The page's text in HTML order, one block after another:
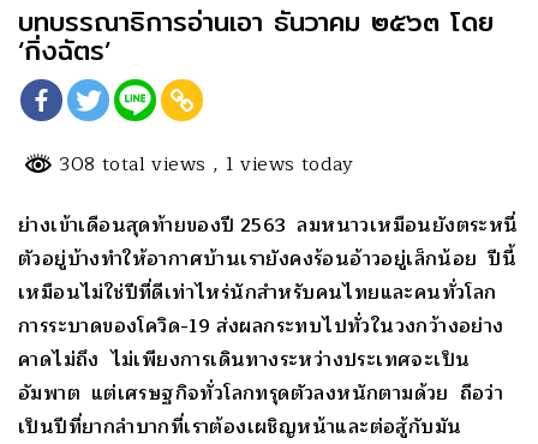
บทบรรณาธิการอ่านเอา ธันวาคม ๒๕๖๓ โดย
‘กิ่งฉัตร’
308 total views , 1 views today
ย่างเข้าเดือนสุดท้ายของปี 2563 ลมหนาวเหมือนยังตระหนี่
ตัวอยู่บ้างทำให้อากาศบ้านเรายังคงร้อนอ้าวอยู่เล็กน้อย ปีนี้
เหมือนไม่ใช่ปีที่ดีเท่าไหร่นักสำหรับคนไทยและคนทั่วโลก
การระบาดของโควิด-19 ส่งผลกระทบไปทั่วในวงกว้างอย่าง
คาดไม่ถึง ไม่เพียงการเดินทางระหว่างประเทศจะเป็น
อัมพาต แต่เศรษฐกิจทั่วโลกทรุดตัวลงหนักตามด้วย ถือว่า
เป็นปีที่ยากลำบากที่เราต้องเผชิญหน้าและต่อสู้กับมัน